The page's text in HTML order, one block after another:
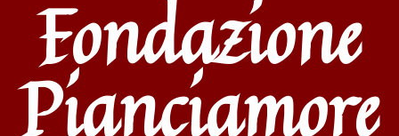
Filmati
Avvenimenti
Fondazione
Pianciamore